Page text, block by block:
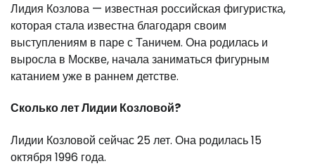
Лидия Козлова — известная российская фигуристка,
которая стала известна благодаря своим
выступлениям в паре с Таничем. Она родилась и
выросла в Москве, начала заниматься фигурным
катанием уже в раннем детстве.
Сколько лет Лидии Козловой?
Лидии Козловой сейчас 25 лет. Она родилась 15
октября 1996 года.